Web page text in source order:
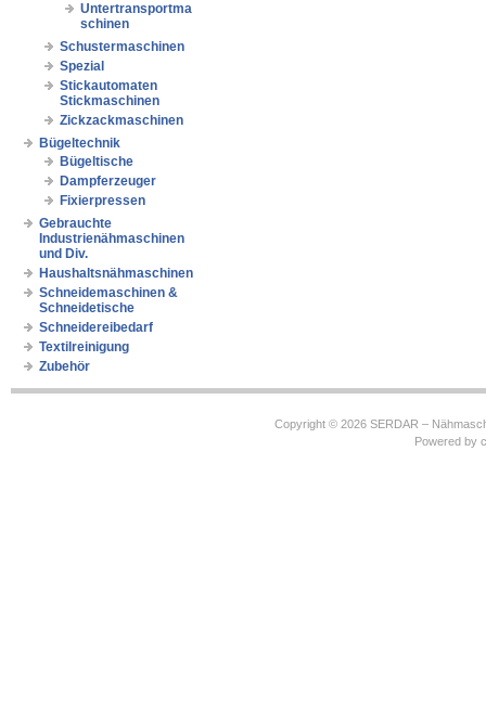
Untertransportma
schinen
Schustermaschinen
Spezial
Stickautomaten
Stickmaschinen
Zickzackmaschinen
Bügeltechnik
Bügeltische
Dampferzeuger
Fixierpressen
Gebrauchte
Industrienähmaschinen
und Div.
Haushaltsnähmaschinen
Schneidemaschinen &
Schneidetische
Schneidereibedarf
Textilreinigung
Zubehör
Copyright © 2026 SERDAR –
Powered by